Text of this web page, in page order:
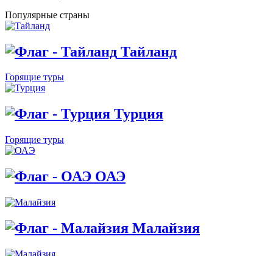
Популярные страны
Тайланд
Горящие туры
Турция
Горящие туры
ОАЭ
Малайзия